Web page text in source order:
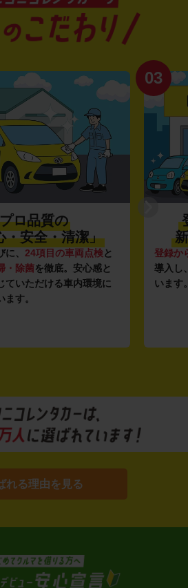
プロ品質の
・安全・清潔」
、 24項目の車両点検と
・除菌を徹底。安心感と
ていただける車内環境に
ます。
03
登録か
導入し
います
れる理由を見る